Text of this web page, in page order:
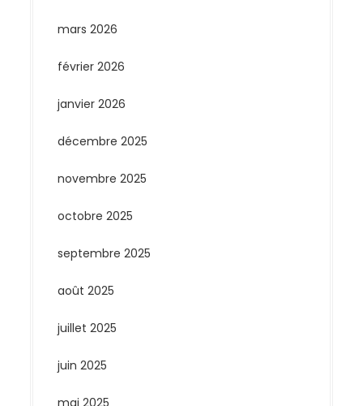
mars 2026
février 2026
janvier 2026
décembre 2025
novembre 2025
octobre 2025
septembre 2025
août 2025
juillet 2025
juin 2025
mai 2025